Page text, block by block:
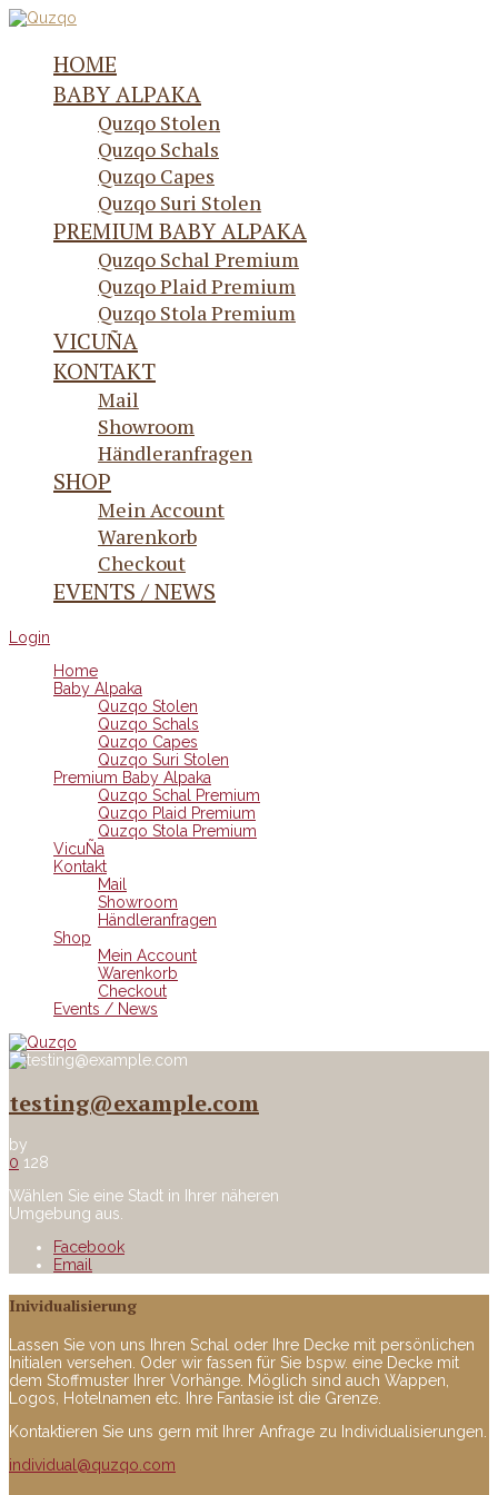
HOME
BABY ALPAKA
Quzqo Stolen
Quzqo Schals
Quzqo Capes
Quzqo Suri Stolen
PREMIUM BABY ALPAKA
Quzqo Schal Premium
Quzqo Plaid Premium
Quzqo Stola Premium
VICUÑA
KONTAKT
Mail
Showroom
Händleranfragen
SHOP
Mein Account
Warenkorb
Checkout
EVENTS / NEWS
Login
Home
Baby Alpaka
Quzqo Stolen
Quzqo Schals
Quzqo Capes
Quzqo Suri Stolen
Premium Baby Alpaka
Quzqo Schal Premium
Quzqo Plaid Premium
Quzqo Stola Premium
VicuÑa
Kontakt
Mail
Showroom
Händleranfragen
Shop
Mein Account
Warenkorb
Checkout
Events / News
testing@example.com
by
0 128
Wählen Sie eine Stadt in Ihrer näheren
Umgebung aus.
Facebook
Email
Inividualisierung
Lassen Sie von uns Ihren Schal oder Ihre Decke mit persönlichen
Initialen versehen. Oder wir fassen für Sie bspw. eine Decke mit
dem Stoffmuster Ihrer Vorhänge. Möglich sind auch Wappen,
Logos, Hotelnamen etc. Ihre Fantasie ist die Grenze.
Kontaktieren Sie uns gern mit Ihrer Anfrage zu Individualisierungen.
individual@quzqo.com